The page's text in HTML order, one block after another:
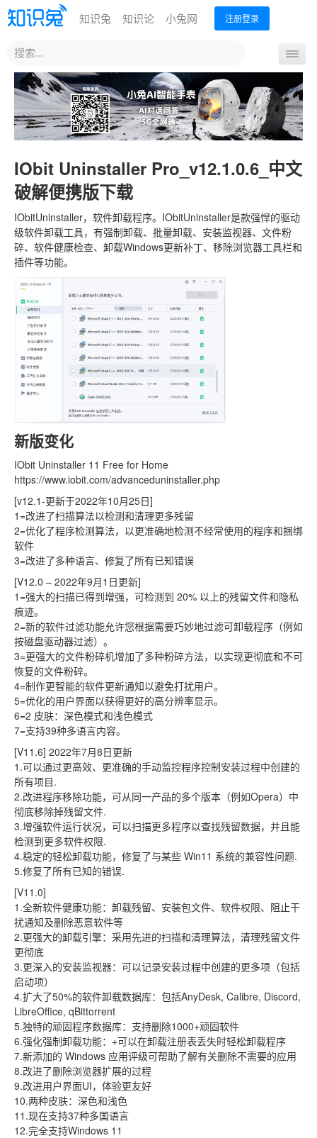
知识兔 知识论 小兔网 注册登录
站
内
索
导
航
开
关
首页 最新下载 MSDN下载 热门下载
IObit Uninstaller Pro_v12.1.0.6_中文
破解便携版下载
IObitUninstaller，软件卸载程序。IObitUninstaller是款强悍的驱动
级软件卸载工具，有强制卸载、批量卸载、安装监视器、文件粉
碎、软件健康检查、卸载Windows更新补丁、移除浏览器工具栏和
插件等功能。
新版变化
IObit Uninstaller 11 Free for Home
https://www.iobit.com/advanceduninstaller.php
[v12.1-更新于2022年10月25日]
1=改进了扫描算法以检测和清理更多残留
2=优化了程序检测算法，以更准确地检测不经常使用的程序和捆绑
软件
3=改进了多种语言、修复了所有已知错误
[V12.0 – 2022年9月1日更新]
1=强大的扫描已得到增强，可检测到 20% 以上的残留文件和隐私
痕迹。
2=新的软件过滤功能允许您根据需要巧妙地过滤可卸载程序（例如
按磁盘驱动器过滤）。
3=更强大的文件粉碎机增加了多种粉碎方法，以实现更彻底和不可
恢复的文件粉碎。
4=制作更智能的软件更新通知以避免打扰用户。
5=优化的用户界面以获得更好的高分辨率显示。
6=2 皮肤：深色模式和浅色模式
7=支持39种多语言内容。
[V11.6] 2022年7月8日更新
1.可以通过更高效、更准确的手动监控程序控制安装过程中创建的
所有项目.
2.改进程序移除功能，可从同一产品的多个版本（例如Opera）中
彻底移除掉残留文件.
3.增强软件运行状况，可以扫描更多程序以查找残留数据，并且能
检测到更多软件权限.
4.稳定的轻松卸载功能，修复了与某些 Win11 系统的兼容性问题.
5.修复了所有已知的错误.
[V11.0]
1.全新软件健康功能：卸载残留、安装包文件、软件权限、阻止干
扰通知及删除恶意软件等
2.更强大的卸载引擎：采用先进的扫描和清理算法，清理残留文件
更彻底
3.更深入的安装监视器：可以记录安装过程中创建的更多项（包括
启动项）
4.扩大了50%的软件卸载数据库：包括AnyDesk, Calibre, Discord,
LibreOffice, qBittorrent
5.独特的顽固程序数据库：支持删除1000+顽固软件
6.强化强制卸载功能：+可以在卸载注册表丢失时轻松卸载程序
7.新添加的 Windows 应用评级可帮助了解有关删除不需要的应用
8.改进了删除浏览器扩展的过程
9.改进用户界面UI，体验更友好
10.两种皮肤：深色和浅色
11.现在支持37种多国语言
12.完全支持Windows 11